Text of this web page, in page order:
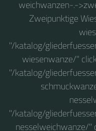
weichwanzen-.-
Zweipunktige
"/katalog/
wiesenwanze/"
"/katalog/
"/katalog/
nesselweichwanze/